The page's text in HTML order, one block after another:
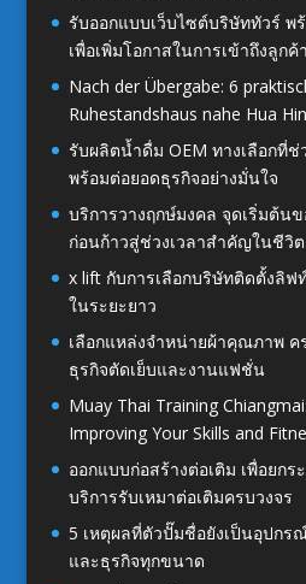
รับออกแบบเว็บไซต์บริษัททัวร์ พ
เพื่อเพิ่มโอกาสในการเข้าถึงลูกค้า
Nach der Übergabe: 6
Ruhestandshaus nahe Hua Hin
รับผลิตน้ำดื่ม OEM ทางเลือกที่
พร้อมต่อยอดธุรกิจอย่างมั่นใจ
บริการวางฤกษ์มงคล จุดเริ่มต้น
ก่อนก้าวสู่ช่วงเวลาสำคัญในชีวิต
x lift กับการเลือกบริษัทติดตั้งลิฟ
ในระยะยาว
เลือกแหล่งจำหน่ายผ้าคุณภาพ ค
ธุรกิจตัดเย็บและงานแฟชั่น
Muay Thai Training
Improving Your Skills and
ออกแบบก่อสร้างต่อเติม เพื่อยก
บริการรับเหมาต่อเติมครบวงจร
5 เหตุผลที่ตัวปั๊มชื่อยังเป็นอุปก
และธุรกิจทุกขนาด